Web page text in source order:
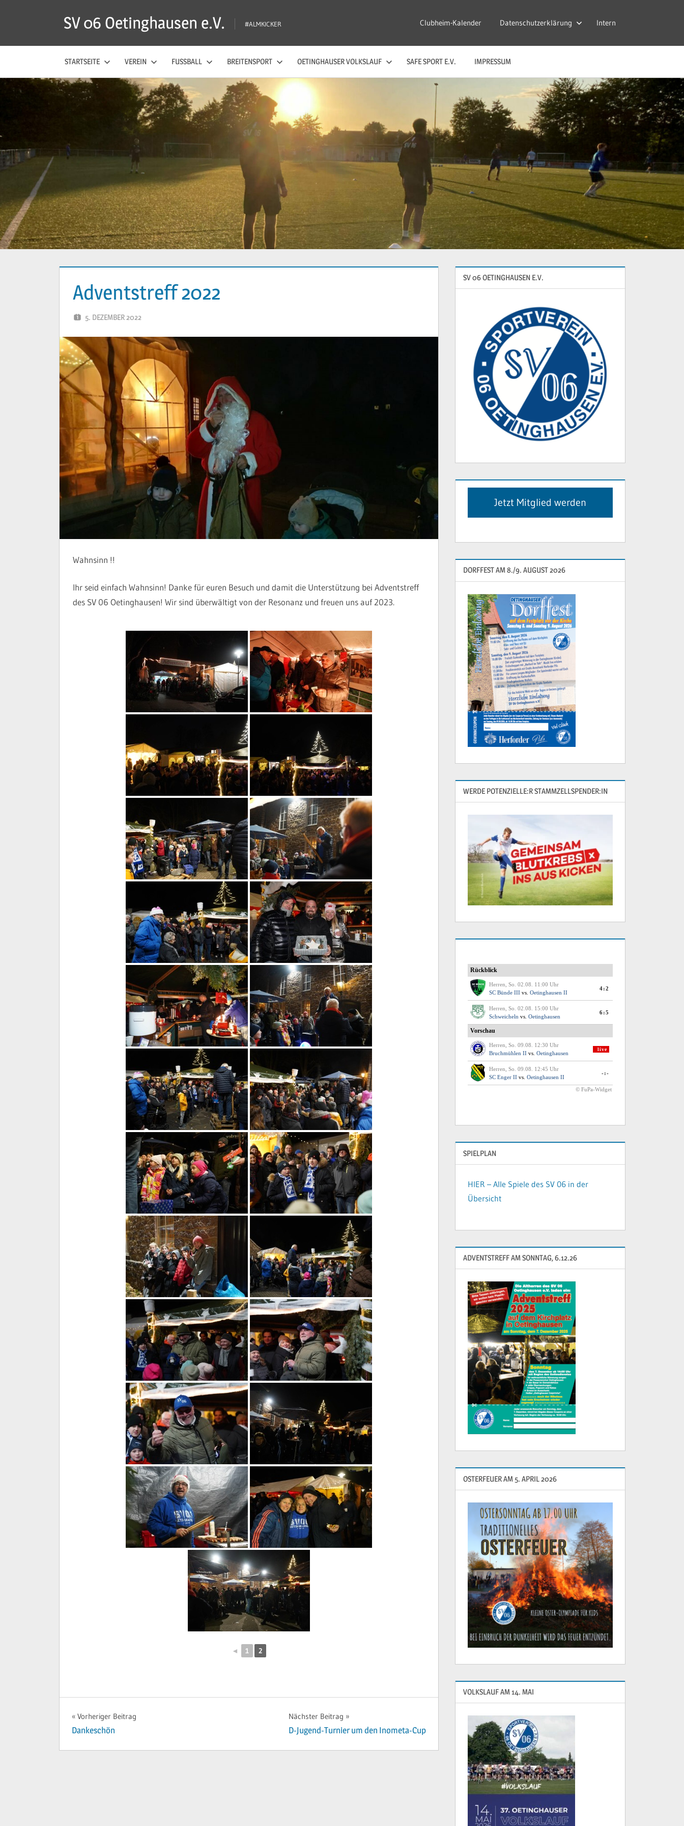
SV 06 Oetinghausen e.V. #ALMKICKER Clubheim-Kalender Datenschutzerklärung Intern
STARTSEITE VEREIN FUSSBALL BREITENSPORT OETINGHAUSER VOLKSLAUF SAFE SPORT E.V. IMPRESSUM
Adventstreff 2022
5. DEZEMBER 2022
Wahnsinn !!
Ihr seid einfach Wahnsinn! Danke für euren Besuch und damit die Unterstützung bei Adventstreff
des SV 06 Oetinghausen! Wir sind überwältigt von der Resonanz und freuen uns auf 2023.
◄ 1 2
VERANSTALTUNG
ADVENTSTREFF
Beitragsnavigation
Vorheriger Beitrag
Dankeschön
Nächster Beitrag
D-Jugend-Turnier um den Inometa-Cup
SV 06 OETINGHAUSEN E.V.
Jetzt Mitglied werden
DORFFEST AM 8./9. AUGUST 2026
WERDE POTENZIELLE:R STAMMZELLSPENDER:IN
SPIELPLAN
HIER – Alle Spiele des SV 06 in der
Übersicht
ADVENTSTREFF AM SONNTAG, 6.12.26
OSTERFEUER AM 5. APRIL 2026
VOLKSLAUF AM 14. MAI